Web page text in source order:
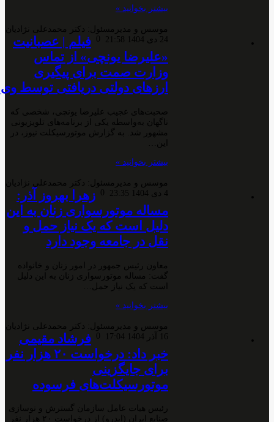
بیشتر بخوانید »
موسس و مدیرمسئول: دکتر محمدعلی نژادیان
24 دی 1404 21:58
فیلم | عصبانیت
«علیرضا یونچی» از تماس
وزارت صمت برای پیگیری
ارزهای دولتی دریافتی توسط وی
صحبت‌های عجیب علیرضا یونچی، شخصی که
ناگهان به‌واسطه یکی از برنامه‌های تلویزیونی
مشهور شد. به گزارش موتورسیکلت نیوز، در
این…
بیشتر بخوانید »
موسس و مدیرمسئول: دکتر محمدعلی نژادیان
4 دی 1404 23:35
زهرا بهروز آذر:
مساله موتورسواری زنان به این
دلیل است که یک نیاز حمل و
نقل در جامعه وجود دارد
معاون رئیس جمهور در امور زنان و خانواده
گفت:‌ مساله موتورسواری زنان به این دلیل
است که یک نیاز حمل…
بیشتر بخوانید »
موسس و مدیرمسئول: دکتر محمدعلی نژادیان
16 آذر 1404 17:04
فرشاد مقیمی
خبر داد: درخواست ۲۰ هزار نفر
برای جایگزینی
موتورسیکلت‌های فرسوده
رئیس هیات عامل سازمان گسترش و نوسازی
صنایع ایران (ایدرو) از درخواست ۲۰ هزار نفر